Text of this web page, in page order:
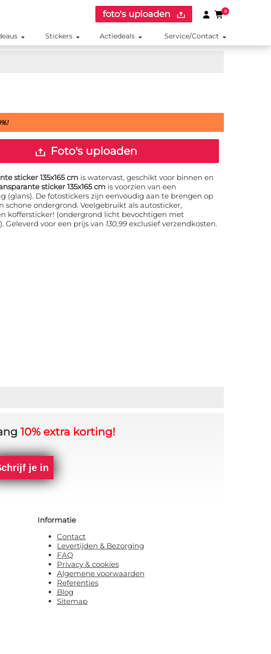
foto's uploaden 0
Stickers Actiedeals Service/Contact
Foto's uploaden
sticker 135x165 cm is watervast, geschikt voor binnen en
sticker 135x165 cm is voorzien van een
(glans). De fotostickers zijn eenvoudig aan te brengen op
schone ondergrond. Veelgebruikt als autosticker,
koffersticker! (ondergrond licht bevochtigen met
Geleverd voor een prijs van 130,99 exclusief verzendkosten.
10% extra korting!
je in
Informatie
Contact
Levertijden & Bezorging
FAQ
Privacy & cookies
Algemene voorwaarden
Referenties
Blog
Sitemap